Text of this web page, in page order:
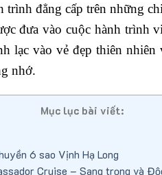
trình đẳng cấp trên những
đưa vào cuộc hành trình
lạc vào vẻ đẹp thiên
nhớ.
Mục lục bài viết:
6 sao Vịnh Hạ Long
Cruise – Sang trọng và